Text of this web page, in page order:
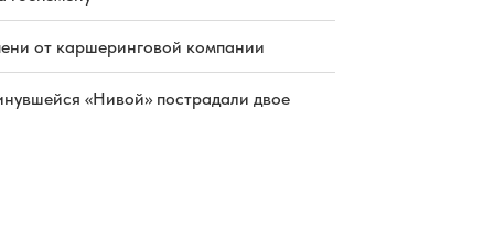
от каршеринговой компании
«Нивой» пострадали двое